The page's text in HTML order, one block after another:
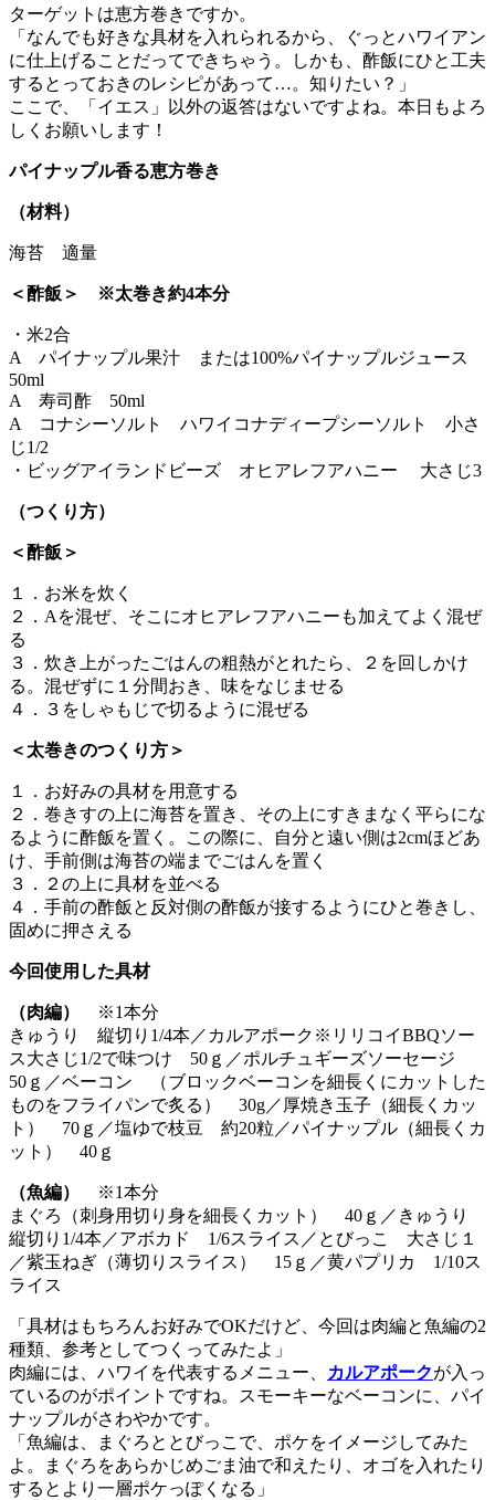
ターゲットは恵方巻きですか。
「なんでも好きな具材を入れられるから、ぐっとハワイアン
に仕上げることだってできちゃう。しかも、酢飯にひと工夫
するとっておきのレシピがあって…。知りたい？」
ここで、「イエス」以外の返答はないですよね。本日もよろ
しくお願いします！
パイナップル香る恵方巻き
（材料）
海苔 適量
＜酢飯＞ ※太巻き約4本分
・米2合
A パイナップル果汁 または100%パイナップルジュース
50ml
A 寿司酢 50ml
A コナシーソルト ハワイコナディープシーソルト 小さ
じ1/2
・ビッグアイランドビーズ オヒアレフアハニー 大さじ3
（つくり方）
＜酢飯＞
１．お米を炊く
２．Aを混ぜ、そこにオヒアレフアハニーも加えてよく混ぜ
る
３．炊き上がったごはんの粗熱がとれたら、２を回しかけ
る。混ぜずに１分間おき、味をなじませる
４．３をしゃもじで切るように混ぜる
＜太巻きのつくり方＞
１．お好みの具材を用意する
２．巻きすの上に海苔を置き、その上にすきまなく平らにな
るように酢飯を置く。この際に、自分と遠い側は2cmほどあ
け、手前側は海苔の端までごはんを置く
３．２の上に具材を並べる
４．手前の酢飯と反対側の酢飯が接するようにひと巻きし、
固めに押さえる
今回使用した具材
（肉編）
※1本分
きゅうり 縦切り1/4本／カルアポーク※リリコイBBQソー
ス大さじ1/2で味つけ 50ｇ／ポルチュギーズソーセージ
50ｇ／ベーコン （ブロックベーコンを細長くにカットした
ものをフライパンで炙る） 30g／厚焼き玉子（細長くカッ
ト） 70ｇ／塩ゆで枝豆 約20粒／パイナップル（細長くカ
ット） 40ｇ
（魚編）
※1本分
まぐろ（刺身用切り身を細長くカット） 40ｇ／きゅうり
縦切り1/4本／アボカド 1/6スライス／とびっこ 大さじ１
／紫玉ねぎ（薄切りスライス） 15ｇ／黄パプリカ 1/10ス
ライス
「具材はもちろんお好みでOKだけど、今回は肉編と魚編の2
種類、参考としてつくってみたよ」
肉編には、ハワイを代表するメニュー、
カルアポークが入っ
ているのがポイントですね。スモーキーなベーコンに、パイ
ナップルがさわやかです。
「魚編は、まぐろととびっこで、ポケをイメージしてみた
よ。まぐろをあらかじめごま油で和えたり、オゴを入れたり
するとより一層ポケっぽくなる」